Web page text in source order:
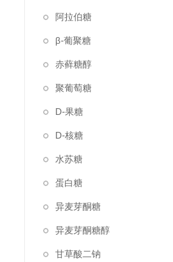
阿拉伯糖
β-葡聚糖
赤藓糖醇
聚葡萄糖
D-果糖
D-核糖
水苏糖
蛋白糖
异麦芽酮糖
异麦芽酮糖醇
甘草酸二钠